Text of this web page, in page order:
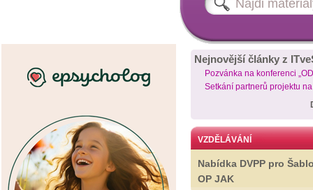
Nejnovější články z
Pozvánka na konferenci
Setkání partnerů projektu
VZDĚLÁVÁNÍ
Nabídka DVPP pro
OP JAK